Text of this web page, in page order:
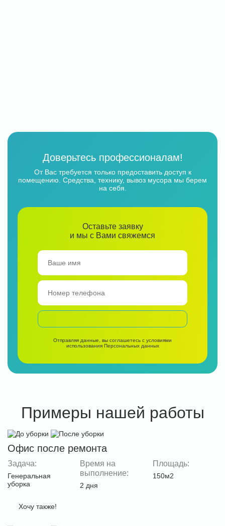
Доверьтесь профессионалам!
От Вас требуется только предоставить доступ к
помещению. Средства, технику, вывоз мусора мы берем
на себя.
Оставьте заявку
и мы с Вами свяжемся
Отправляя данные, вы соглашетесь с условиями
использования Персональных данных
Примеры нашей работы
Офис после ремонта
Задача:
Генеральная
уборка
Время на
выполнение:
2 дня
Площадь:
150м2
Хочу также!